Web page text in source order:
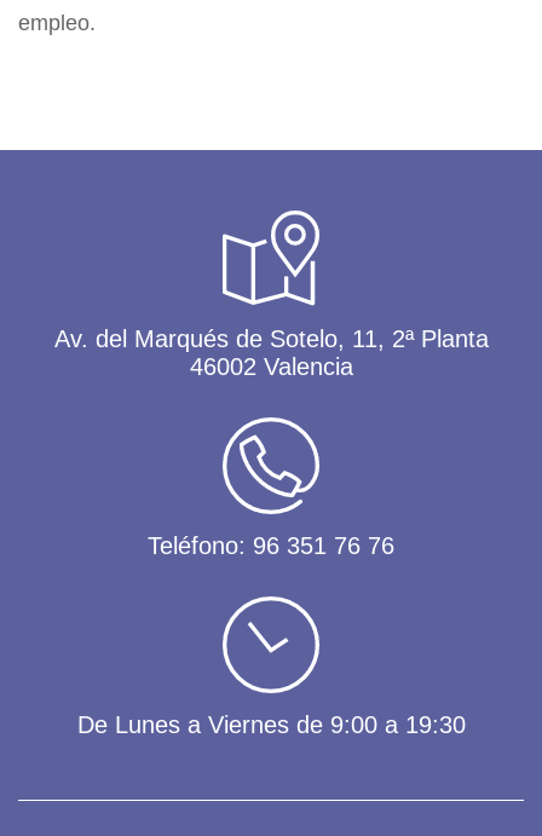
empleo.
Av. del Marqués de Sotelo, 11, 2ª Planta
46002 Valencia
Teléfono: 96 351 76 76
De Lunes a Viernes de 9:00 a 19:30